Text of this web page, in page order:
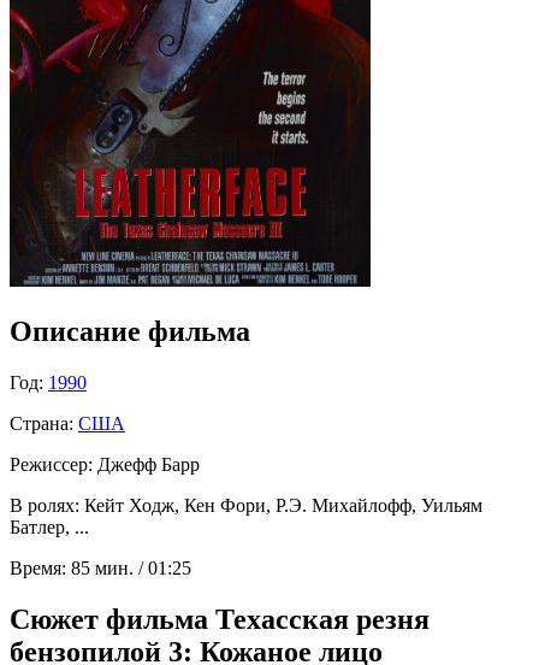
Описание фильма
Год: 1990
Страна: США
Режиссер: Джефф Барр
В ролях: Кейт Ходж, Кен Фори, Р.Э. Михайлофф, Уильям
Батлер, ...
Время: 85 мин. / 01:25
Сюжет фильма Техасская резня
бензопилой 3: Кожаное лицо